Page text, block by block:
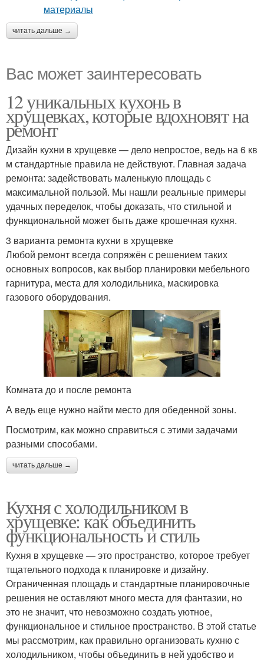
читать дальше →
Вас может заинтересовать
12 уникальных кухонь в
хрущевках, которые вдохновят на
ремонт
Дизайн кухни в хрущевке — дело непростое, ведь на 6 кв
м стандартные правила не действуют. Главная задача
ремонта: задействовать маленькую площадь с
максимальной пользой. Мы нашли реальные примеры
удачных переделок, чтобы доказать, что стильной и
функциональной может быть даже крошечная кухня.
3 варианта ремонта кухни в хрущевке
Любой ремонт всегда сопряжён с решением таких
основных вопросов, как выбор планировки мебельного
гарнитура, места для холодильника, маскировка
газового оборудования.
Комната до и после ремонта
А ведь еще нужно найти место для обеденной зоны.
Посмотрим, как можно справиться с этими задачами
разными способами.
читать дальше →
Кухня с холодильником в
хрущевке: как объединить
функциональность и стиль
Кухня в хрущевке — это пространство, которое требует
тщательного подхода к планировке и дизайну.
Ограниченная площадь и стандартные планировочные
решения не оставляют много места для фантазии, но
это не значит, что невозможно создать уютное,
функциональное и стильное пространство. В этой статье
мы рассмотрим, как правильно организовать кухню с
холодильником, чтобы объединить в ней удобство и